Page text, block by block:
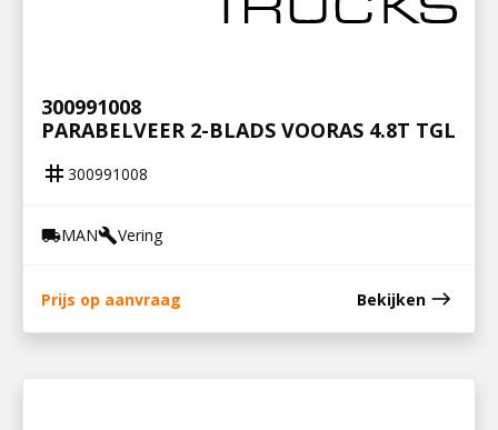
300991008
PARABELVEER 2-BLADS VOORAS 4.8T TGL
tag 300991008
local_shippingMANbuildVering
Prijs op aanvraag Bekijken east